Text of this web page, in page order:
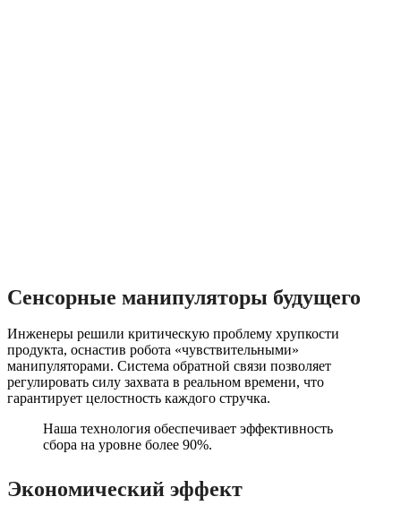
Сенсорные манипуляторы будущего
Инженеры решили критическую проблему хрупкости
продукта, оснастив робота «чувствительными»
манипуляторами. Система обратной связи позволяет
регулировать силу захвата в реальном времени, что
гарантирует целостность каждого стручка.
Наша технология обеспечивает эффективность
сбора на уровне более 90%.
Экономический эффект